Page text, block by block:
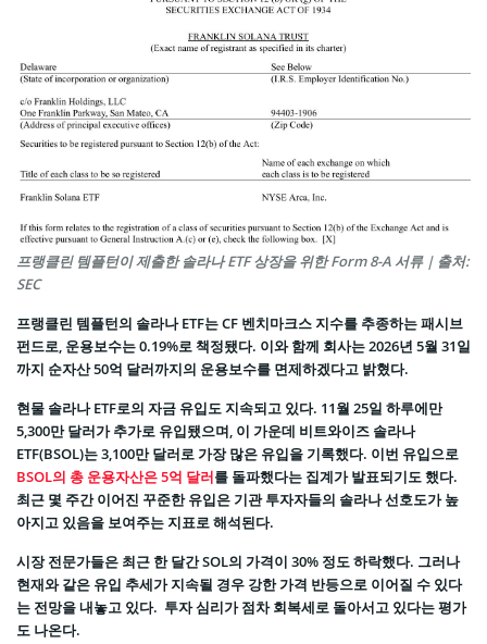
프랭클린 템플턴이 제출한 솔라나 ETF 상장을 위한 Form 8-A 서류 | 출처:
SEC
프랭클린 템플턴의 솔라나 ETF는 CF 벤치마크스 지수를 추종하는 패시브
펀드로, 운용보수는 0.19%로 책정됐다. 이와 함께 회사는 2026년 5월 31일
까지 순자산 50억 달러까지의 운용보수를 면제하겠다고 밝혔다.
현물 솔라나 ETF로의 자금 유입도 지속되고 있다. 11월 25일 하루에만
5,300만 달러가 추가로 유입됐으며, 이 가운데 비트와이즈 솔라나
ETF(BSOL)는 3,100만 달러로 가장 많은 유입을 기록했다. 이번 유입으로
BSOL의 총 운용자산은 5억 달러를 돌파했다는 집계가 발표되기도 했다.
최근 몇 주간 이어진 꾸준한 유입은 기관 투자자들의 솔라나 선호도가 높
아지고 있음을 보여주는 지표로 해석된다.
시장 전문가들은 최근 한 달간 SOL의 가격이 30% 정도 하락했다. 그러나
현재와 같은 유입 추세가 지속될 경우 강한 가격 반등으로 이어질 수 있다
는 전망을 내놓고 있다. 투자 심리가 점차 회복세로 돌아서고 있다는 평가
도 나온다.